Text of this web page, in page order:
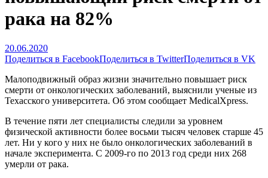
рака на 82%
20.06.2020
Поделиться в FacebookПоделиться в TwitterПоделиться в VK
Малоподвижный образ жизни значительно повышает риск
смерти от онкологических заболеваний, выяснили ученые из
Техасского университета. Об этом сообщает MedicalXpress.
В течение пяти лет специалисты следили за уровнем
физической активности более восьми тысяч человек старше 45
лет. Ни у кого у них не было онкологических заболеваний в
начале эксперимента. С 2009-го по 2013 год среди них 268
умерли от рака.